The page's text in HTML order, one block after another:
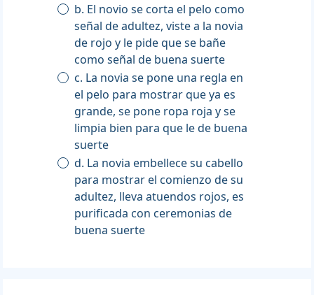
b. El novio se corta el pelo como
señal de adultez, viste a la novia
de rojo y le pide que se bañe
como señal de buena suerte
c. La novia se pone una regla en
el pelo para mostrar que ya es
grande, se pone ropa roja y se
limpia bien para que le de buena
suerte
d. La novia embellece su cabello
para mostrar el comienzo de su
adultez, lleva atuendos rojos, es
purificada con ceremonias de
buena suerte